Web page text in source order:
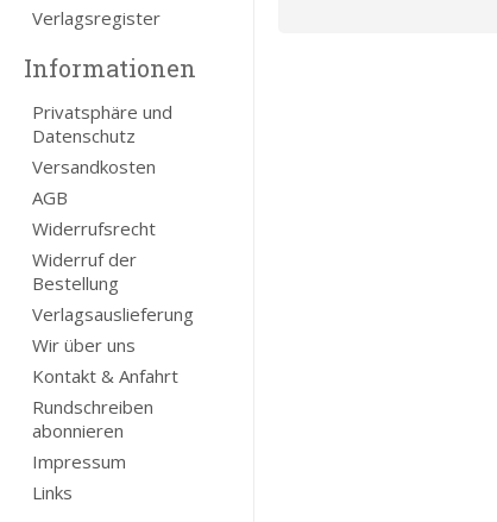
Verlagsregister
Informationen
Privatsphäre und
Datenschutz
Versandkosten
AGB
Widerrufsrecht
Widerruf der
Bestellung
Verlagsauslieferung
Wir über uns
Kontakt & Anfahrt
Rundschreiben
abonnieren
Impressum
Links